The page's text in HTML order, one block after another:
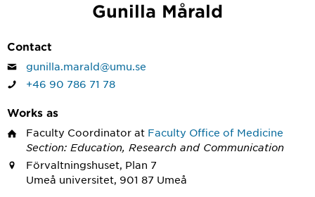
Gunilla Mårald
Contact
gunilla.marald@umu.se
+46 90 786 71 78
Works as
Faculty Coordinator at Faculty Office of Medicine
Section: Education, Research and Communication
Förvaltningshuset, Plan 7
Umeå universitet, 901 87 Umeå